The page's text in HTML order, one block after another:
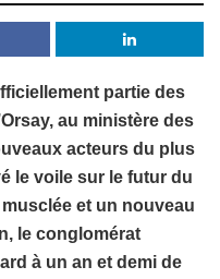
partie des
au ministère des
acteurs du plus
le voile sur le futur du
et un nouveau
le conglomérat
à un an et demi de